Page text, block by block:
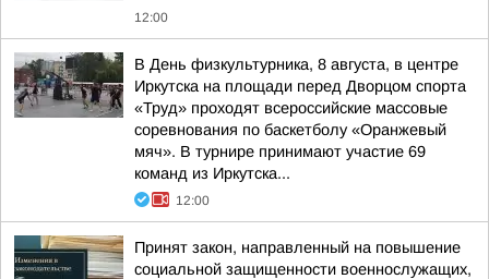
12:00
В День физкультурника, 8 августа, в центре
Иркутска на площади перед Дворцом спорта
«Труд» проходят всероссийские массовые
соревнования по баскетболу «Оранжевый
мяч». В турнире принимают участие 69
команд из Иркутска...
12:00
Принят закон, направленный на повышение
социальной защищенности военнослужащих,